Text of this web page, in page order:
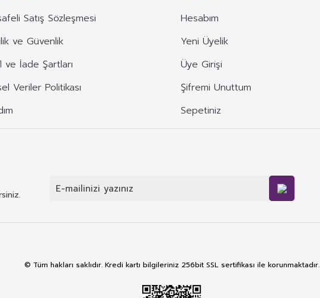
Satış Sözleşmesi
ve Güvenlik
ve İade Şartları
Veriler Politikası
Hesabım
Yeni Üyelik
Üye Girişi
Şifremi Unuttum
Sepetiniz
© Tüm hakları saklıdır. Kredi kartı bilgileriniz 256bit SSL sertifikası ile korunmaktadır.